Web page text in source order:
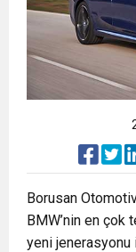
Borusan
BMW’nin en
yeni jenerasyonu